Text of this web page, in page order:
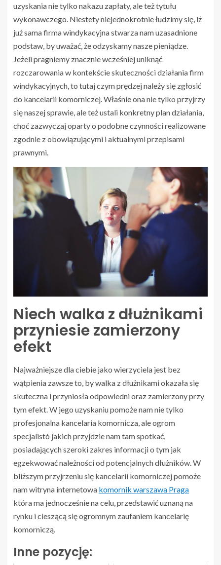
uzyskania nie tylko nakazu zapłaty, ale też tytułu
wykonawczego. Niestety niejednokrotnie łudzimy się, iż
już sama firma windykacyjna stwarza nam uzasadnione
podstaw, by uważać, że odzyskamy nasze pieniądze.
Jeżeli pragniemy znacznie wcześniej uniknąć
rozczarowania w kontekście skuteczności działania firm
windykacyjnych, to tutaj czym prędzej należy się zgłosić
do kancelarii komorniczej. Właśnie ona nie tylko przyjrzy
się naszej sprawie, ale też ustali konkretny plan działania,
choć zazwyczaj oparty o podobne czynności realizowane
zgodnie z obowiązującymi i aktualnymi przepisami
prawnymi.
Niech walka z dłużnikami
przyniesie zamierzony
efekt
Najważniejsze dla ciebie jako wierzyciela jest bez
wątpienia zawsze to, by walka z dłużnikami okazała się
skuteczna i przyniosła odpowiedni oraz zamierzony przy
tym efekt. W jego uzyskaniu pomoże nam nie tylko
profesjonalna kancelaria komornicza, ale ogrom
specjalistó jakich przyjdzie nam tam spotkać,
posiadających szeroki zakres informacji o tym jak
egzekwować należności od potencjalnych dłużników. W
bliższym przyjrzeniu się kancelarii komorniczej pomoże
nam witryna internetowa komornik warszawa Praga
która ma jednocześnie na celu, przedstawić uznaną na
rynku i cieszącą się ogromnym zaufaniem kancelarię
komorniczą.
Inne pozycję: